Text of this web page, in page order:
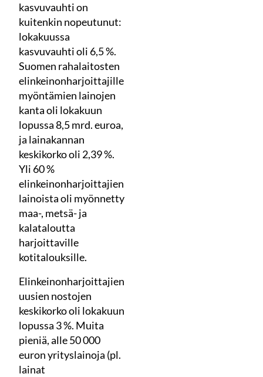
kasvuvauhti on
kuitenkin nopeutunut:
lokakuussa
kasvuvauhti oli 6,5 %.
Suomen rahalaitosten
elinkeinonharjoittajille
myöntämien lainojen
kanta oli lokakuun
lopussa 8,5 mrd. euroa,
ja lainakannan
keskikorko oli 2,39 %.
Yli 60 %
elinkeinonharjoittajien
lainoista oli myönnetty
maa-, metsä- ja
kalataloutta
harjoittaville
kotitalouksille.
Elinkeinonharjoittajien
uusien nostojen
keskikorko oli lokakuun
lopussa 3 %. Muita
pieniä, alle 50 000
euron yrityslainoja (pl.
lainat